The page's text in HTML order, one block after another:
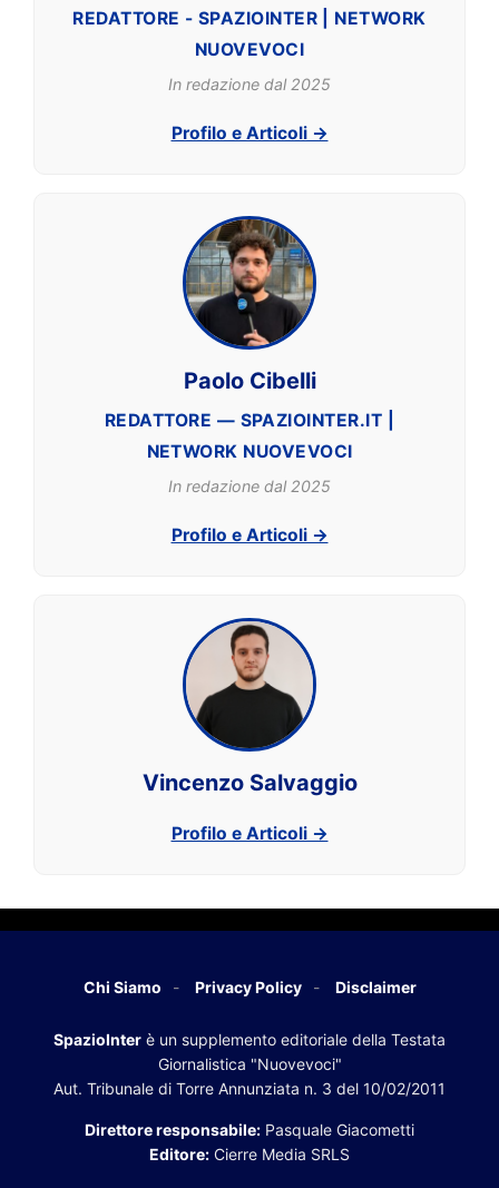
REDATTORE - SPAZIOINTER | NETWORK
NUOVEVOCI
In redazione dal 2025
Profilo e Articoli →
Paolo Cibelli
REDATTORE — SPAZIOINTER.IT |
NETWORK NUOVEVOCI
In redazione dal 2025
Profilo e Articoli →
Vincenzo Salvaggio
Profilo e Articoli →
Chi Siamo Privacy Policy Disclaimer
SpazioInter è un supplemento editoriale della Testata
Giornalistica "Nuovevoci"
Aut. Tribunale di Torre Annunziata n. 3 del 10/02/2011
Direttore responsabile: Pasquale Giacometti
Editore: Cierre Media SRLS